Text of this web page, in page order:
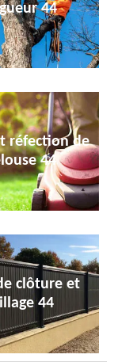
44
réfection de
44
clôture et
44